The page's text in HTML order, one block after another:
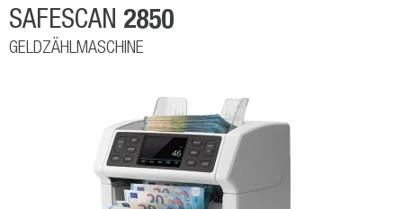
SAFESCAN 2850
GELDZÄHLMASCHINE